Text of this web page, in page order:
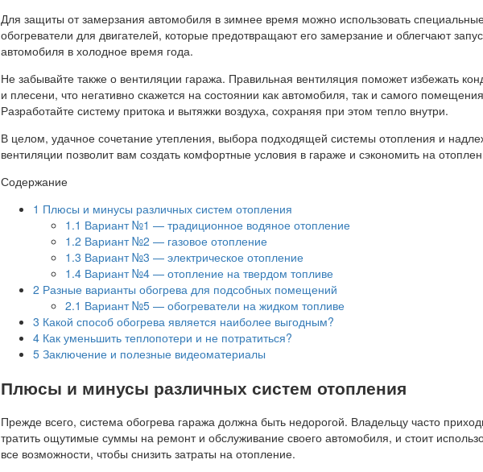
Для защиты от замерзания автомобиля в зимнее время можно использовать
обогреватели для двигателей, которые предотвращают его замерзание и облегчают
автомобиля в холодное время года.
Не забывайте также о вентиляции гаража. Правильная вентиляция поможет избежать
и плесени, что негативно скажется на состоянии как автомобиля, так и самого
Разработайте систему притока и вытяжки воздуха, сохраняя при этом тепло внутри.
В целом, удачное сочетание утепления, выбора подходящей системы отопления и
вентиляции позволит вам создать комфортные условия в гараже и сэкономить на
Содержание
1 Плюсы и минусы различных систем отопления
1.1 Вариант №1 — традиционное водяное отопление
1.2 Вариант №2 — газовое отопление
1.3 Вариант №3 — электрическое отопление
1.4 Вариант №4 — отопление на твердом топливе
2 Разные варианты обогрева для подсобных помещений
2.1 Вариант №5 — обогреватели на жидком топливе
3 Какой способ обогрева является наиболее выгодным?
4 Как уменьшить теплопотери и не потратиться?
5 Заключение и полезные видеоматериалы
Плюсы и минусы различных систем отопления
Прежде всего, система обогрева гаража должна быть недорогой. Владельцу часто
тратить ощутимые суммы на ремонт и обслуживание своего автомобиля, и стоит
все возможности, чтобы снизить затраты на отопление.